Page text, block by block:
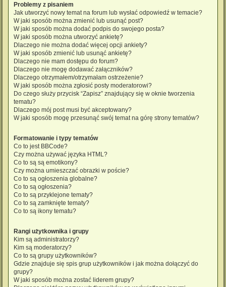
Problemy z pisaniem
Jak utworzyć nowy temat na forum lub wysłać odpowiedź w temacie?
W jaki sposób można zmienić lub usunąć post?
W jaki sposób można dodać podpis do swojego posta?
W jaki sposób można utworzyć ankietę?
Dlaczego nie można dodać więcej opcji ankiety?
W jaki sposób zmienić lub usunąć ankietę?
Dlaczego nie mam dostępu do forum?
Dlaczego nie mogę dodawać załączników?
Dlaczego otrzymałem/otrzymałam ostrzeżenie?
W jaki sposób można zgłosić posty moderatorowi?
Do czego służy przycisk “Zapisz” znajdujący się w oknie tworzenia
tematu?
Dlaczego mój post musi być akceptowany?
W jaki sposób mogę przesunąć swój temat na górę strony tematów?
Formatowanie i typy tematów
Co to jest BBCode?
Czy można używać języka HTML?
Co to są są emotikony?
Czy można umieszczać obrazki w poście?
Co to są ogłoszenia globalne?
Co to są ogłoszenia?
Co to są przyklejone tematy?
Co to są zamknięte tematy?
Co to są ikony tematu?
Rangi użytkownika i grupy
Kim są administratorzy?
Kim są moderatorzy?
Co to są grupy użytkowników?
Gdzie znajduje się spis grup użytkowników i jak można dołączyć do
grupy?
W jaki sposób można zostać liderem grupy?